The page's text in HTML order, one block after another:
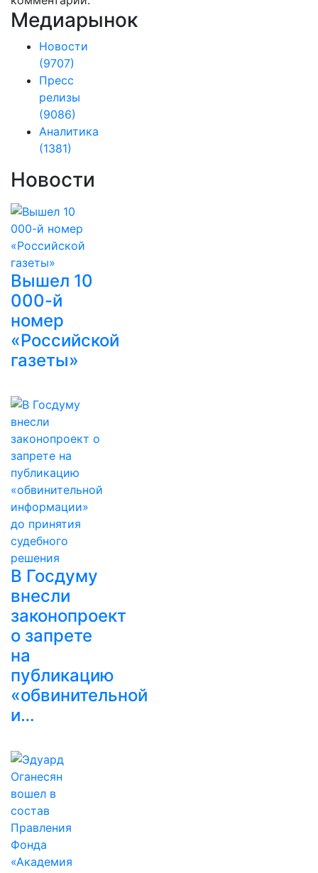
Медиарынок
Новости
(9707)
Пресс
релизы
(9086)
Аналитика
(1381)
Новости
Вышел 10
000-й
номер
«Российской
газеты»
В Госдуму
внесли
законопроект
о запрете
на
публикацию
«обвинительной
и…